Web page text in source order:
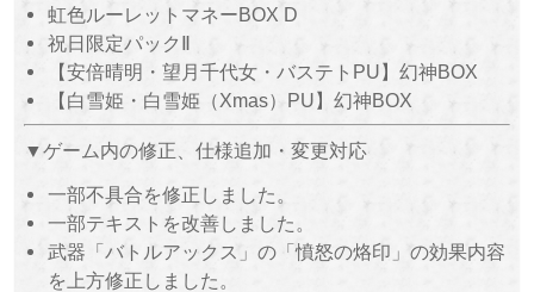
虹色ルーレットマネーBOX D
祝日限定パックⅡ
【安倍晴明・望月千代女・バステトPU】幻神BOX
【白雪姫・白雪姫（Xmas）PU】幻神BOX
▼ゲーム内の修正、仕様追加・変更対応
一部不具合を修正しました。
一部テキストを改善しました。
武器「バトルアックス」の「憤怒の烙印」の効果内容
を上方修正しました。